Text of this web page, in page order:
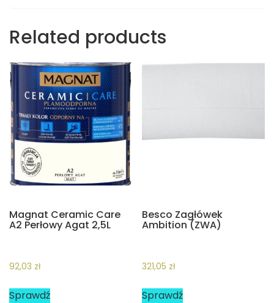
Related products
Magnat Ceramic Care
A2 Perłowy Agat 2,5L
92,03 zł
Sprawdź
Besco Zagłówek
Ambition (ZWA)
321,05 zł
Sprawdź